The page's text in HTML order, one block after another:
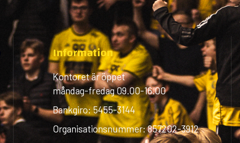
Information
Kontoret är öppet
måndag-fredag 09.00-16.00
Bankgiro: 5455-3144
Organisationsnummer: 857202-3912